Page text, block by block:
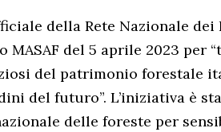
della Rete Nazionale
del 5 aprile 2023 per
del patrimonio forestale
del futuro”. L’iniziativa è
delle foreste per